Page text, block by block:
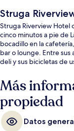
Struga
Struga Riverview Hotel
cinco minutos a pie de
bocadillo en la
bar o lounge. Entre sus
deli y sus bicicletas de
Más
propiedad
Datos